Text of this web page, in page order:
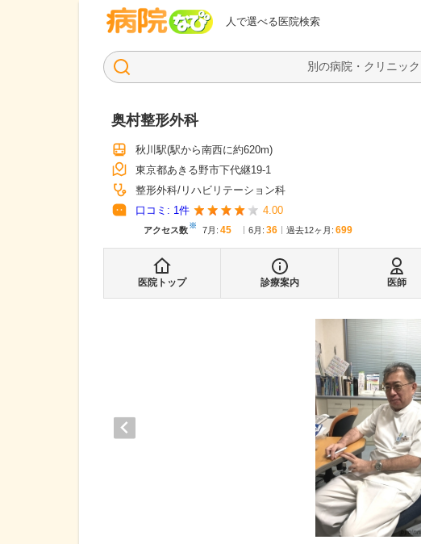
人で選べる医院検索
病院なび
奥村整形外科
秋川駅(駅から南西に約620m)
東京都あきる野市下代継19-1
整形外科 リハビリテーション科
口コミ: 1件 4.00
アクセス数※ 7月 : 45 6月 : 36 過去12ヶ月: 699
医院トップ 診療案内 医師